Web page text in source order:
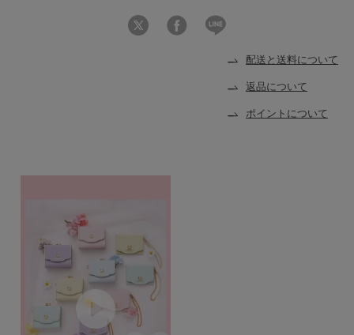
配送と送料について
返品について
ポイントについて